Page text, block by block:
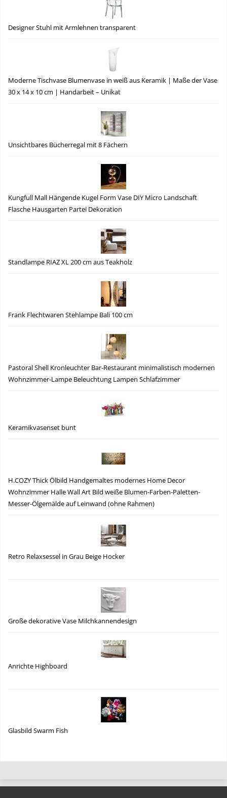
Designer Stuhl mit Armlehnen transparent
Moderne Tischvase Blumenvase in weiß aus Keramik | Maße der Vase
30 x 14 x 10 cm | Handarbeit – Unikat
Unsichtbares Bücherregal mit 8 Fächern
Kungfull Mall Hängende Kugel Form Vase DIY Micro Landschaft
Flasche Hausgarten Partei Dekoration
Standlampe RIAZ XL 200 cm aus Teakholz
Frank Flechtwaren Stehlampe Bali 100 cm
Pastoral Shell Kronleuchter Bar-Restaurant minimalistisch modernen
Wohnzimmer-Lampe Beleuchtung Lampen Schlafzimmer
Keramikvasenset bunt
H.COZY Thick Ölbild Handgemaltes modernes Home Decor
Wohnzimmer Halle Wall Art Bild weiße Blumen-Farben-Paletten-
Messer-Ölgemälde auf Leinwand (ohne Rahmen)
Retro Relaxsessel in Grau Beige Hocker
Große dekorative Vase Milchkannendesign
Anrichte Highboard
Glasbild Swarm Fish